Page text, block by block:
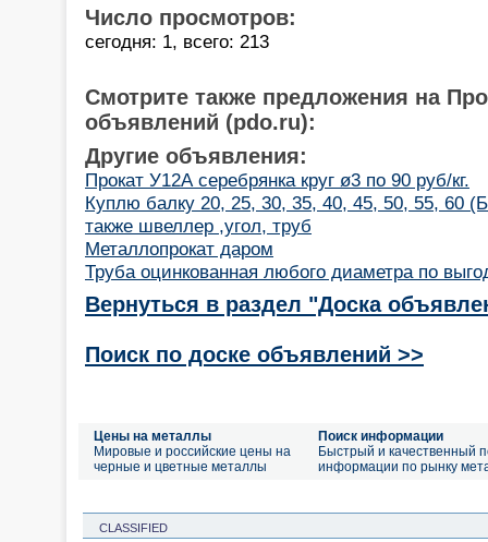
Число просмотров:
сегодня: 1, всего: 213
Смотрите также предложения на
объявлений (pdo.ru):
Другие объявления:
Прокат У12А серебрянка круг ø3 по 90 руб/кг.
Куплю балку 20, 25, 30, 35, 40, 45, 50, 55, 60
также швеллер ,угол, труб
Металлопрокат даром
Труба оцинкованная любого диаметра по
Вернуться в раздел "Доска
Поиск по доске объявлений >>
Цены на металлы
Мировые и российские цены на
черные и цветные металлы
Поиск информации
Быстрый и качественный
информации по рынку
CLASSIFIED